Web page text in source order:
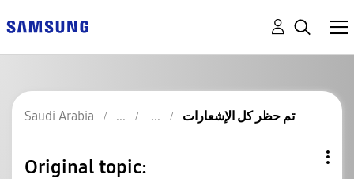
Saudi Arabia تم حظر كل الإشعارات
Original topic: